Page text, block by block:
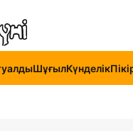
ШұғылКүнделік